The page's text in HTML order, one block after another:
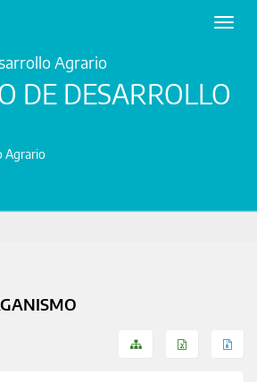
Agrario
DE DESARROLLO
Agrario